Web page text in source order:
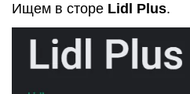
Ищем в сторе Lidl Plus.